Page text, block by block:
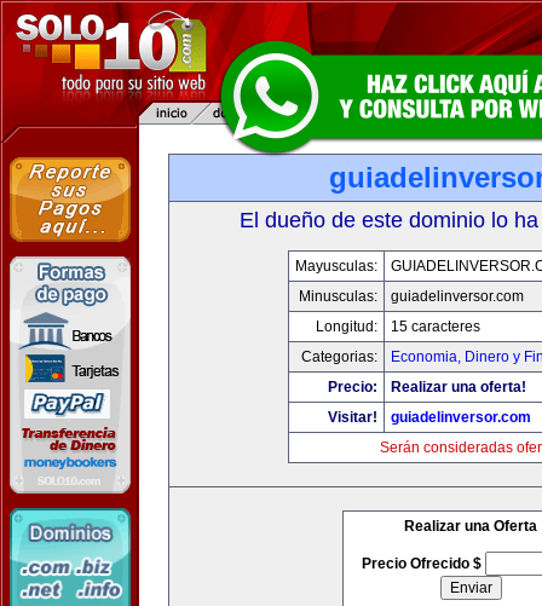
El dueño de este dominio lo
Mayusculas:
Minusculas:
guiadelinversor.com
Longitud:
15 caracteres
Categorias:
Economia, Dinero y
Precio:
Realizar una oferta!
Visitar!
guiadelinversor.com
Serán consideradas
Realizar una Oferta
Precio Ofrecido $